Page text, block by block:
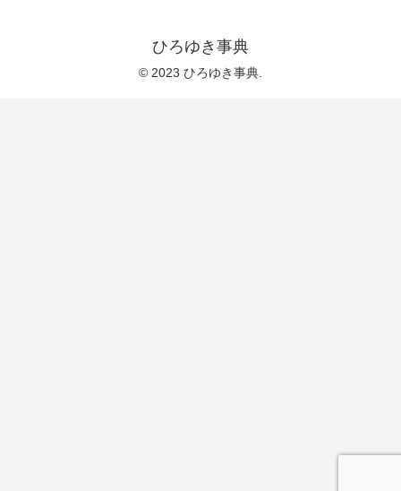
ひろゆき事典
© 2023 ひろゆき事典.